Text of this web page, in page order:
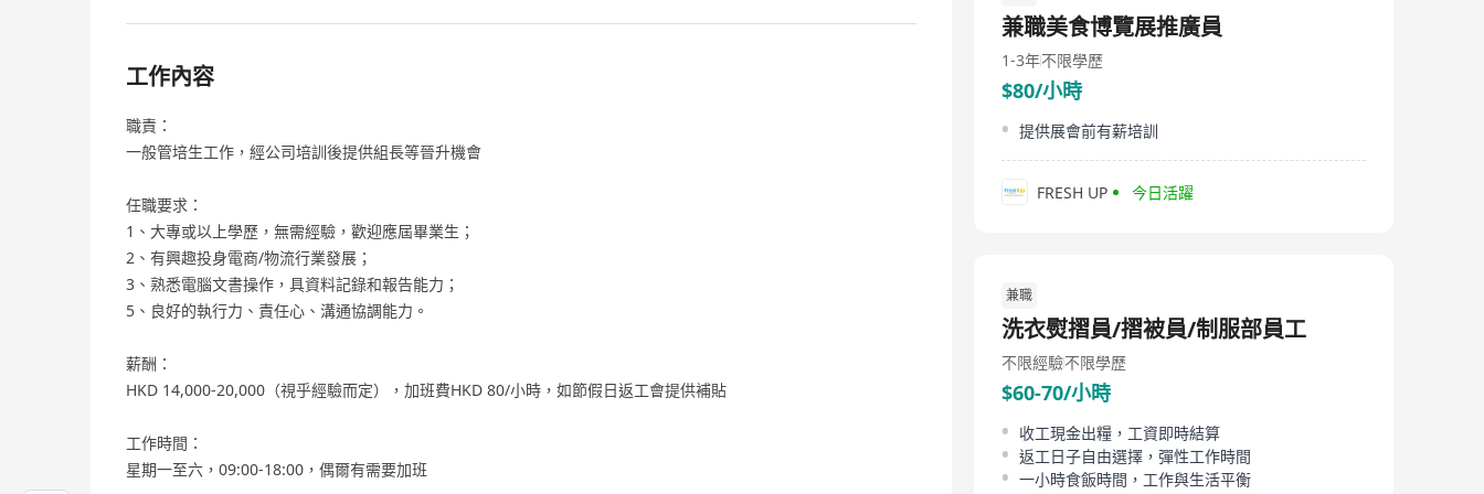
工作內容
職責：
一般管培生工作，經公司培訓後提供組長等晉升機會
任職要求：
1、大專或以上學歷，無需經驗，歡迎應屆畢業生；
2、有興趣投身電商/物流行業發展；
3、熟悉電腦文書操作，具資料記錄和報告能力；
5、良好的執行力、責任心、溝通協調能力。
薪酬：
HKD 14,000-20,000（視乎經驗而定），加班費HKD 80/小時，如節假日返工會提供補貼
工作時間：
星期一至六，09:00-18:00，偶爾有需要加班
兼職美食博覽展推廣員
1-3年不限學歷
$80/小時
提供展會前有薪培訓
FRESH UP 今日活躍
兼職
洗衣熨摺員/摺被員/制服部員工
不限經驗不限學歷
$60-70/小時
收工現金出糧，工資即時結算
返工日子自由選擇，彈性工作時間
一小時食飯時間，工作與生活平衡